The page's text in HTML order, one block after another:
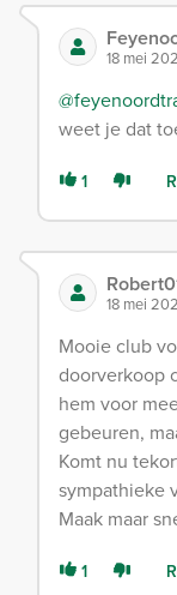
18 mei
weet je dat
1
18 mei
Mooie club
doorverkoop
hem voor
gebeuren,
Komt nu
sympathieke
Maak maar
1